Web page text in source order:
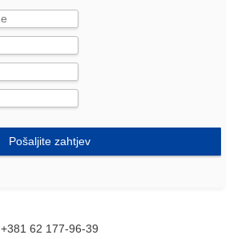
Pošaljite zahtjev
+381 62 177-96-39